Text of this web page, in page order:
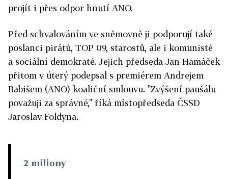
projít i přes odpor hnutí ANO.
Před schvalováním ve sněmovně ji podporují také
poslanci pirátů, TOP 09, starostů, ale i komunisté
a sociální demokraté. Jejich předseda Jan Hamáček
přitom v úterý podepsal s premiérem Andrejem
Babišem (ANO) koaliční smlouvu. "Zvýšení paušálu
považuji za správné," říká místopředseda ČSSD
Jaroslav Foldyna.
2 miliony